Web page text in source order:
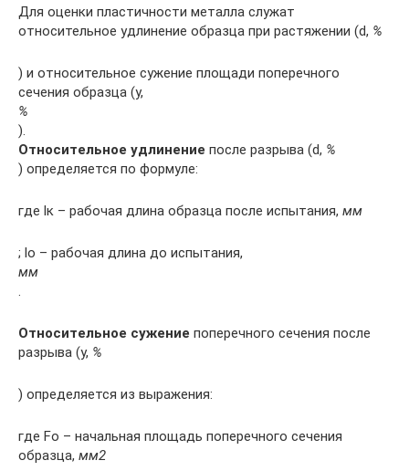
Для оценки пластичности металла служат
относительное удлинение образца при растяжении (d, %
) и относительное сужение площади поперечного
сечения образца (y,
%
).
Относительное удлинение после разрыва (d, %
) определяется по формуле:
где lк – рабочая длина образца после испытания, мм
; lо – рабочая длина до испытания,
мм
.
Относительное сужение поперечного сечения после
разрыва (y, %
) определяется из выражения:
где Fо – начальная площадь поперечного сечения
образца, мм2